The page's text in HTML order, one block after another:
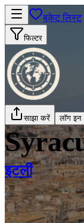
बकेट लिस्ट
फिल्टर
साझा करें लॉग इन
इटली